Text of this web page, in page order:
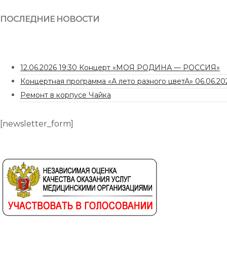
ПОСЛЕДНИЕ НОВОСТИ
12.06.2026 19:30 Концерт «МОЯ РОДИНА — РОССИЯ»
Концертная программа «А лето разного цветА»
Ремонт в корпусе Чайка
[newsletter_form]